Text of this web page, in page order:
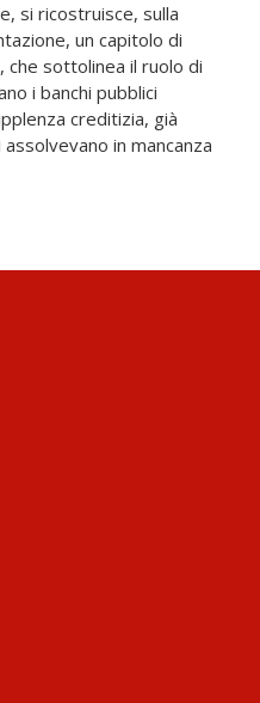
si ricostruisce, sulla
un capitolo di
che sottolinea il ruolo di
i banchi pubblici
creditizia, già
in mancanza